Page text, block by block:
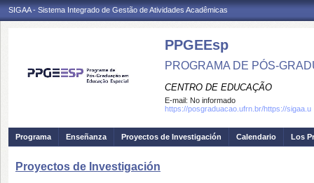
SIGAA - Sistema Integrado de Gestão de Atividades Acadêmicas
PPGEEsp
PROGRAMA DE PÓS-
CENTRO DE EDUCAÇÃO
E-mail: No informado
https://posgraduacao.ufrn.br/https://sigaa.u
Programa Enseñanza Proyectos de Investigación Calendario Los
Proyectos de Investigación